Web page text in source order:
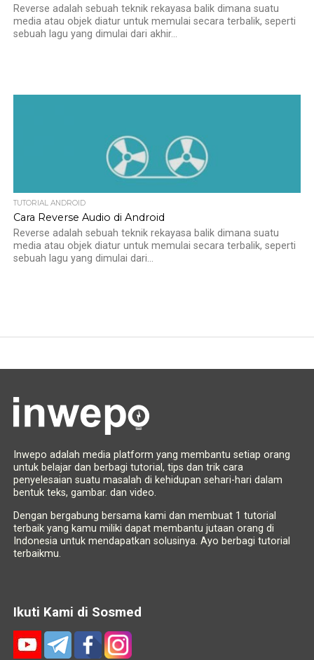
Reverse adalah sebuah teknik rekayasa balik dimana suatu
media atau objek diatur untuk memulai secara terbalik, seperti
sebuah lagu yang dimulai dari akhir...
TUTORIAL ANDROID
Cara Reverse Audio di Android
Reverse adalah sebuah teknik rekayasa balik dimana suatu
media atau objek diatur untuk memulai secara terbalik, seperti
sebuah lagu yang dimulai dari...
Inwepo adalah media platform yang membantu setiap orang
untuk belajar dan berbagi tutorial, tips dan trik cara
penyelesaian suatu masalah di kehidupan sehari-hari dalam
bentuk teks, gambar. dan video.
Dengan bergabung bersama kami dan membuat 1 tutorial
terbaik yang kamu miliki dapat membantu jutaan orang di
Indonesia untuk mendapatkan solusinya. Ayo berbagi tutorial
terbaikmu.
Ikuti Kami di Sosmed